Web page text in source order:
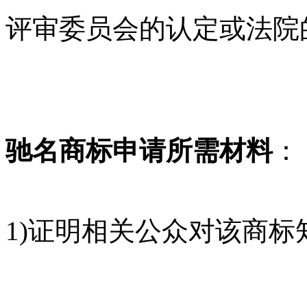
评审委员会的认定或法
驰名商标申请所需材料：
1)证明相关公众对该商